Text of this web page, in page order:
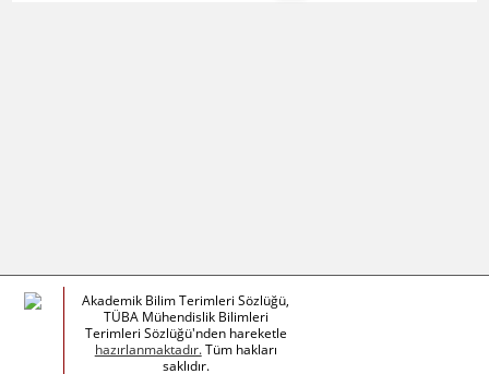
Akademik Bilim Terimleri Sözlüğü,
TÜBA Mühendislik Bilimleri
Terimleri Sözlüğü'nden hareketle
hazırlanmaktadır.Tüm hakları
saklıdır.